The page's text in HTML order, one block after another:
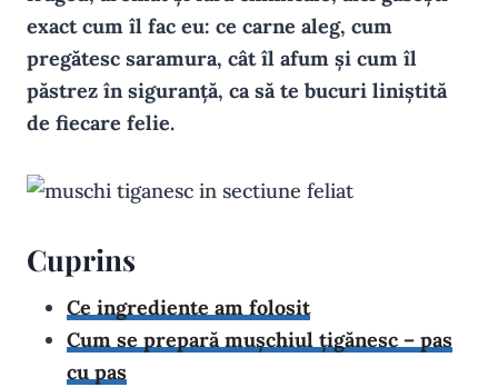
exact cum îl fac eu: ce carne aleg, cum
pregătesc saramura, cât îl afum și cum îl
păstrez în siguranță, ca să te bucuri liniștită
de fiecare felie.
Cuprins
Ce ingrediente am folosit
Cum se prepară mușchiul țigănesc – pas
cu pas